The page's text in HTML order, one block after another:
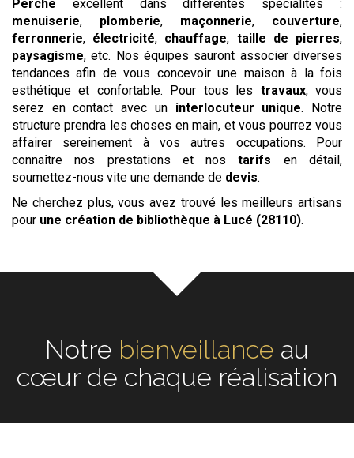
Perche excellent dans différentes spécialités :
menuiserie, plomberie, maçonnerie, couverture,
ferronnerie, électricité, chauffage, taille de pierres,
paysagisme, etc. Nos équipes sauront associer diverses
tendances afin de vous concevoir une maison à la fois
esthétique et confortable. Pour tous les travaux, vous
serez en contact avec un interlocuteur unique. Notre
structure prendra les choses en main, et vous pourrez vous
affairer sereinement à vos autres occupations. Pour
connaître nos prestations et nostarifs en détail,
soumettez-nous vite une demande de devis.
Ne cherchez plus, vous avez trouvé les meilleurs artisans
pour une création de bibliothèque à Lucé (28110).
Notreécouteau cœur de
chaque réalisation